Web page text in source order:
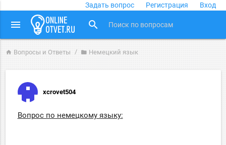
Задать вопрос Регистрация Вход
menu search
home Вопросы и Ответы folder Немецкий язык
xcrovet504
Вопрос по немецкому языку: